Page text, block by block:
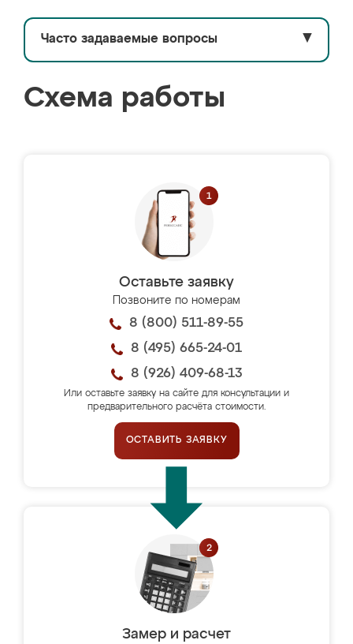
Часто задаваемые вопросы ▼
Схема работы
Оставьте заявку
Позвоните по номерам
8 (800) 511-89-55
8 (495) 665-24-01
8 (926) 409-68-13
Или оставьте заявку на сайте для консультации и
предварительного расчёта стоимости.
ОСТАВИТЬ ЗАЯВКУ
Замер и расчет